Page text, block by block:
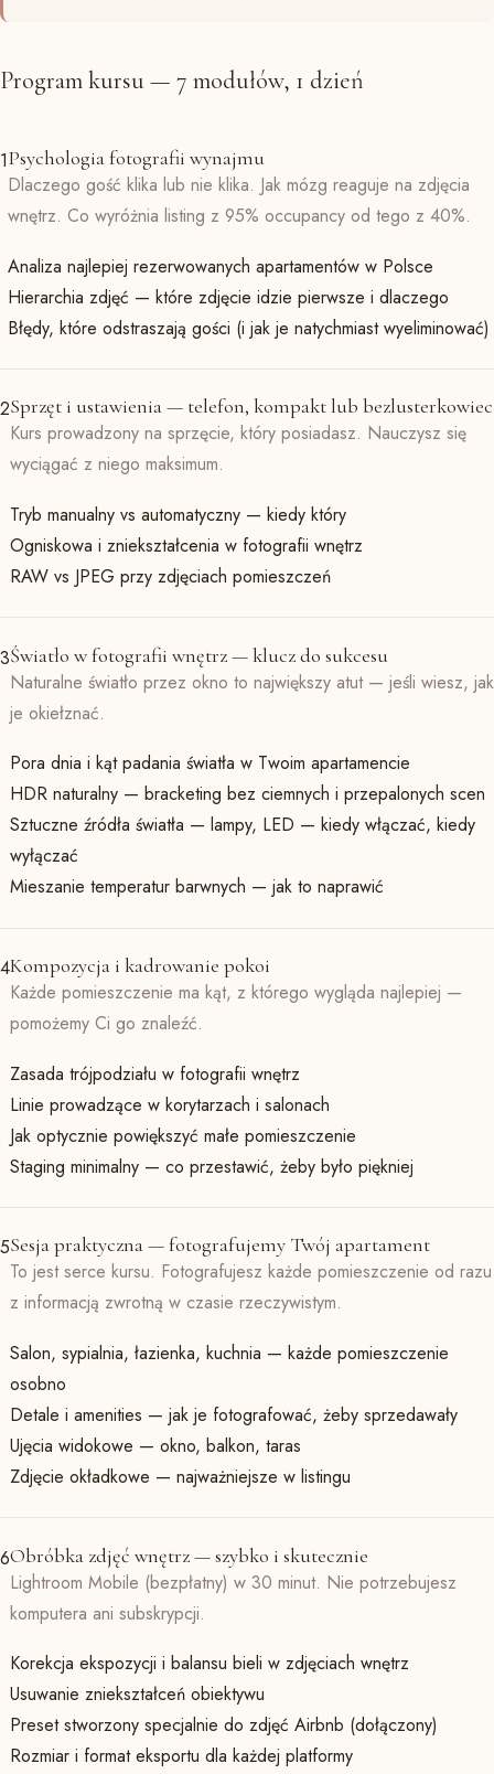
Program kursu — 7 modułów, 1 dzień
1Psychologia fotografii wynajmu
Dlaczego gość klika lub nie klika. Jak mózg reaguje na zdjęcia
wnętrz. Co wyróżnia listing z 95% occupancy od tego z 40%.
Analiza najlepiej rezerwowanych apartamentów w Polsce
Hierarchia zdjęć — które zdjęcie idzie pierwsze i dlaczego
Błędy, które odstraszają gości (i jak je natychmiast wyeliminować)
2Sprzęt i ustawienia — telefon, kompakt lub bezlusterkowiec
Kurs prowadzony na sprzęcie, który posiadasz. Nauczysz się
wyciągać z niego maksimum.
Tryb manualny vs automatyczny — kiedy który
Ogniskowa i zniekształcenia w fotografii wnętrz
RAW vs JPEG przy zdjęciach pomieszczeń
3Światło w fotografii wnętrz — klucz do sukcesu
Naturalne światło przez okno to największy atut — jeśli wiesz, jak
je okiełznać.
Pora dnia i kąt padania światła w Twoim apartamencie
HDR naturalny — bracketing bez ciemnych i przepalonych scen
Sztuczne źródła światła — lampy, LED — kiedy włączać, kiedy
wyłączać
Mieszanie temperatur barwnych — jak to naprawić
4Kompozycja i kadrowanie pokoi
Każde pomieszczenie ma kąt, z którego wygląda najlepiej —
pomożemy Ci go znaleźć.
Zasada trójpodziału w fotografii wnętrz
Linie prowadzące w korytarzach i salonach
Jak optycznie powiększyć małe pomieszczenie
Staging minimalny — co przestawić, żeby było piękniej
5Sesja praktyczna — fotografujemy Twój apartament
To jest serce kursu. Fotografujesz każde pomieszczenie od razu
z informacją zwrotną w czasie rzeczywistym.
Salon, sypialnia, łazienka, kuchnia — każde pomieszczenie
osobno
Detale i amenities — jak je fotografować, żeby sprzedawały
Ujęcia widokowe — okno, balkon, taras
Zdjęcie okładkowe — najważniejsze w listingu
6Obróbka zdjęć wnętrz — szybko i skutecznie
Lightroom Mobile (bezpłatny) w 30 minut. Nie potrzebujesz
komputera ani subskrypcji.
Korekcja ekspozycji i balansu bieli w zdjęciach wnętrz
Usuwanie zniekształceń obiektywu
Preset stworzony specjalnie do zdjęć Airbnb (dołączony)
Rozmiar i format eksportu dla każdej platformy